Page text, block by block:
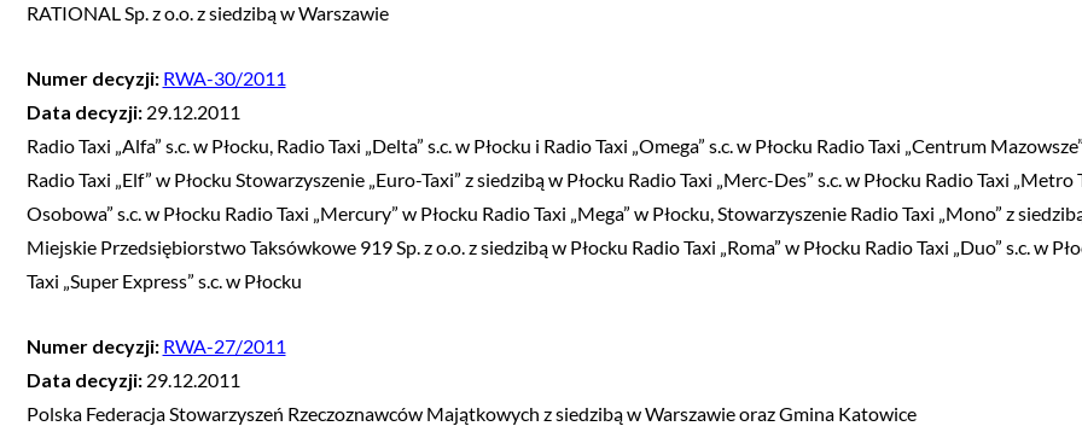
RATIONAL Sp. z o.o. z siedzibą w Warszawie
Numer decyzji: RWA-30/2011
Data decyzji: 29.12.2011
Radio Taxi „Alfa” s.c. w Płocku, Radio Taxi „Delta” s.c. w Płocku i Radio Taxi „Omega” s.c. w Płocku Radio Taxi „Centrum
Radio Taxi „Elf” w Płocku Stowarzyszenie „Euro-Taxi” z siedzibą w Płocku Radio Taxi „Merc-Des” s.c. w Płocku Radio Taxi „Metro
Osobowa” s.c. w Płocku Radio Taxi „Mercury” w Płocku Radio Taxi „Mega” w Płocku, Stowarzyszenie Radio Taxi „Mono” z
Miejskie Przedsiębiorstwo Taksówkowe 919 Sp. z o.o. z siedzibą w Płocku Radio Taxi „Roma” w Płocku Radio Taxi „Duo” s.c. w
Taxi „Super Express” s.c. w Płocku
Numer decyzji: RWA-27/2011
Data decyzji: 29.12.2011
Polska Federacja Stowarzyszeń Rzeczoznawców Majątkowych z siedzibą w Warszawie oraz Gmina Katowice